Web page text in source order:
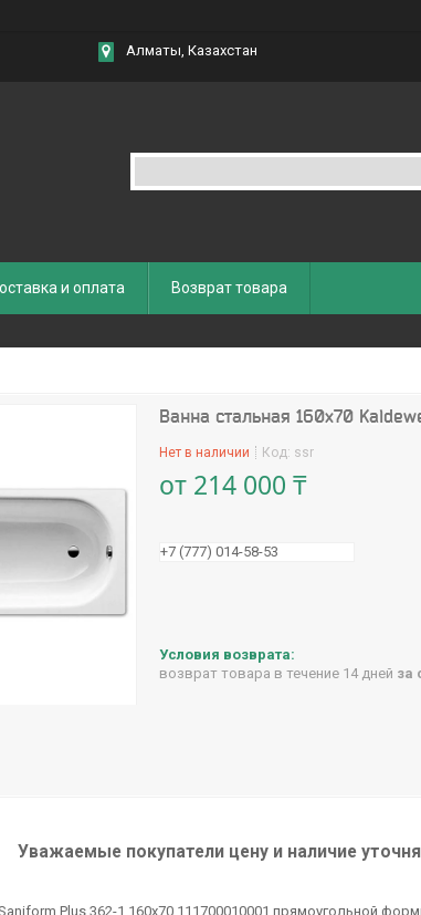
Алматы, Казахстан
и оплата Возврат товара
Ванна стальная 160х70
Нет в наличии Код: ssr
от 214 000 ₸
+7 (777) 014-58-53
возврат товара в течение 14 дней за
Уважаемые покупатели цену и наличие
Plus 362-1 160x70 111700010001 прямоугольной